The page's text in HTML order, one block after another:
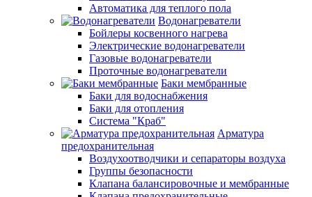
Автоматика для теплого пола
Водонагреватели
Бойлеры косвенного нагрева
Электрические водонагреватели
Газовые водонагреватели
Проточные водонагреватели
Баки мембранные
Баки для водоснабжения
Баки для отопления
Система "Краб"
Арматура
предохранительная
Воздухоотводчики и сепараторы воздуха
Группы безопасности
Клапана балансировочные и мембранные